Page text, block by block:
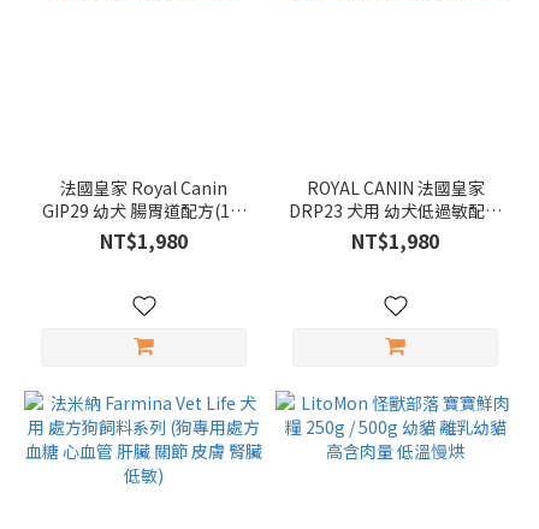
價格
(NT$)
法國皇家 Royal Canin
GIP29 幼犬 腸胃道配方(1至
12個月) 2.5KG 狗飼料 (處方
犬糧)
NT$1,980
ROYAL CANIN 法國皇家
DRP23 犬用 幼犬低過敏配方
1.5KG 處方 狗飼料 (處方犬
糧)
NT$1,980